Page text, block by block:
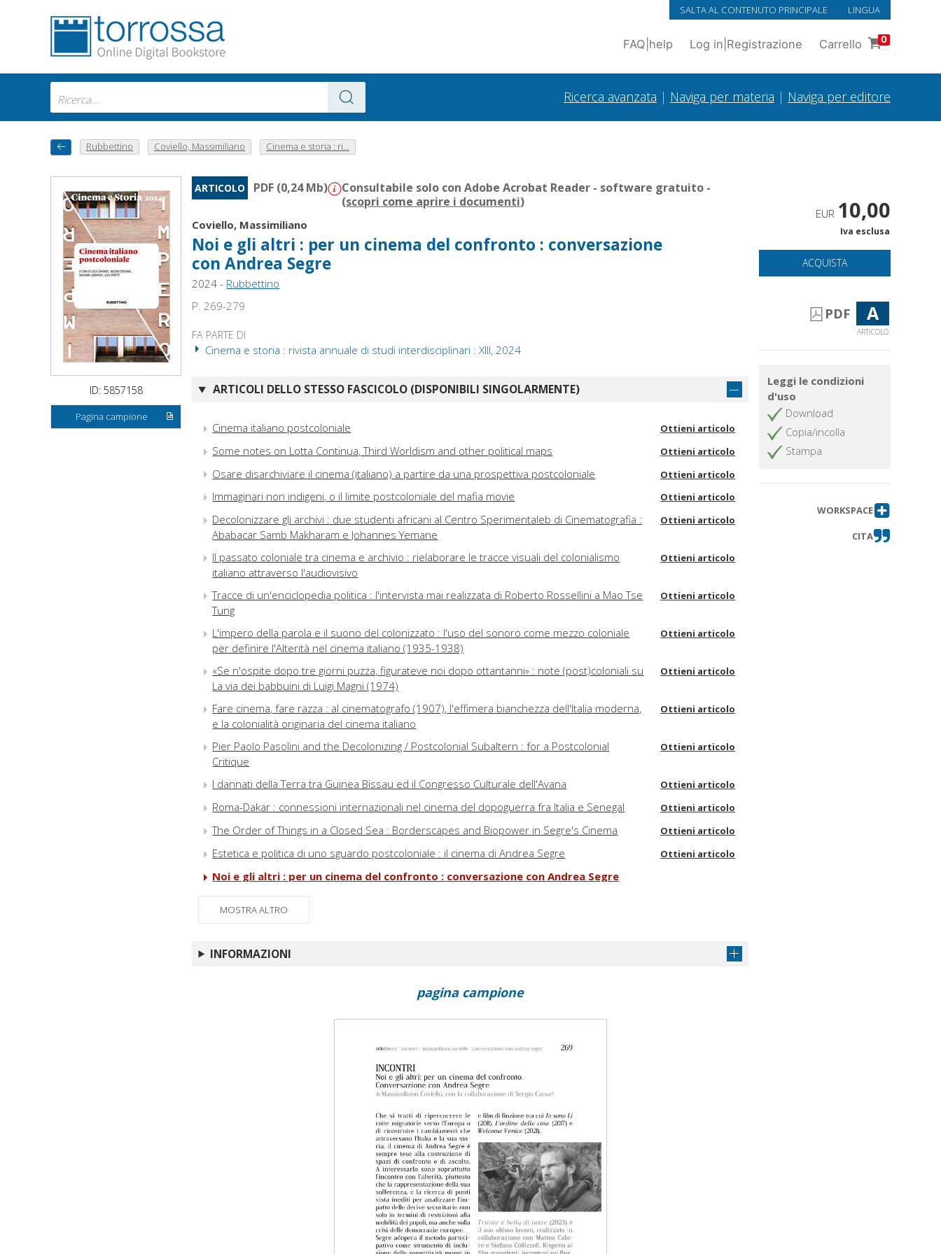
SALTA AL CONTENUTO PRINCIPALE LINGUA
FAQ help Log in Registrazione Carrello 0
Ricerca avanzata | Naviga per materia | Naviga per editore
Rubbettino Coviello, Massimiliano Cinema e storia : ri...
ID: 5857158
Pagina campione
ARTICOLO PDF (0,24 Mb)
Consultabile solo con Adobe Acrobat Reader - software gratuito -
(scopri come aprire i documenti)
Coviello, Massimiliano
Noi e gli altri : per un cinema del confronto : conversazione
con Andrea Segre
2024 - Rubbettino
P. 269-279
FA PARTE DI
Cinema e storia : rivista annuale di studi interdisciplinari : XIII, 2024
ARTICOLI DELLO STESSO FASCICOLO (DISPONIBILI SINGOLARMENTE)
Cinema italiano postcoloniale Ottieni articolo
Some notes on Lotta Continua, Third Worldism and other political maps Ottieni articolo
Osare disarchiviare il cinema (italiano) a partire da una prospettiva postcoloniale Ottieni articolo
Immaginari non indigeni, o il limite postcoloniale del mafia movie Ottieni articolo
Decolonizzare gli archivi : due studenti africani al Centro Sperimentaleb di Cinematografia :
Ababacar Samb Makharam e Johannes Yemane
Ottieni articolo
Il passato coloniale tra cinema e archivio : rielaborare le tracce visuali del colonialismo
italiano attraverso l'audiovisivo
Ottieni articolo
Tracce di un'enciclopedia politica : l'intervista mai realizzata di Roberto Rossellini a Mao Tse
Tung
Ottieni articolo
L'impero della parola e il suono del colonizzato : l'uso del sonoro come mezzo coloniale
per definire l'Alterità nel cinema italiano (1935-1938)
Ottieni articolo
«Se n'ospite dopo tre giorni puzza, figurateve noi dopo ottantanni» : note (post)coloniali su
La via dei babbuini di Luigi Magni (1974)
Ottieni articolo
Fare cinema, fare razza : al cinematografo (1907), l'effimera bianchezza dell'Italia moderna,
e la colonialità originaria del cinema italiano
Ottieni articolo
Pier Paolo Pasolini and the Decolonizing / Postcolonial Subaltern : for a Postcolonial
Critique
Ottieni articolo
I dannati della Terra tra Guinea Bissau ed il Congresso Culturale dell'Avana Ottieni articolo
Roma-Dakar : connessioni internazionali nel cinema del dopoguerra fra Italia e Senegal Ottieni articolo
The Order of Things in a Closed Sea : Borderscapes and Biopower in Segre's Cinema Ottieni articolo
Estetica e politica di uno sguardo postcoloniale : il cinema di Andrea Segre Ottieni articolo
Noi e gli altri : per un cinema del confronto : conversazione con Andrea Segre
La Shoah nella realtà virtuale : tre esperienze presentate a Venice Immersive 2023
Osservatorio_immaginari
Ottieni articolo
MOSTRA ALTRO
INFORMAZIONI
EUR 10,00
Iva esclusa
ACQUISTA
PDF A
ARTICOLO
Leggi le condizioni
d'uso
Download
Copia/incolla
Stampa
WORKSPACE
CITA
pagina campione